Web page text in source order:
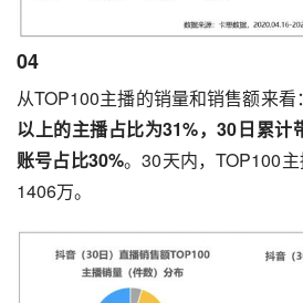
04
从TOP100主播的销量和销售额来看：
以上的主播占比为31%，30日累计
账号占比30%。30天内，TOP100
1406万。